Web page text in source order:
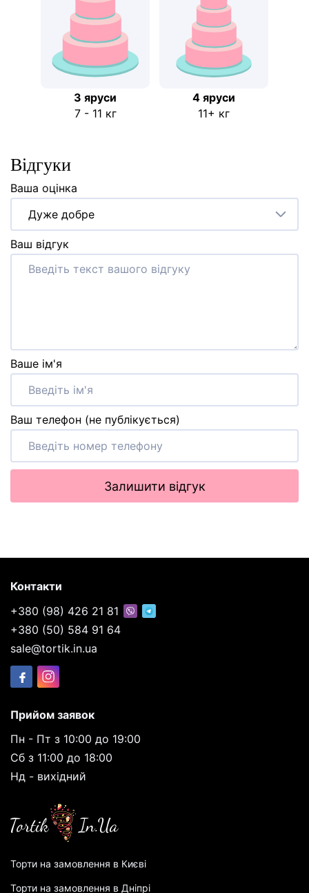
3 яруси
7 - 11 кг
4 яруси
11+ кг
Відгуки
Ваша оцінка
Дуже добре
Ваш відгук
Ваше ім'я
Ваш телефон (не публікується)
Залишити відгук
Контакти
+380 (98) 426 21 81
+380 (50) 584 91 64
sale@tortik.in.ua
Прийом заявок
Пн - Пт з 10:00 до 19:00
Сб з 11:00 до 18:00
Нд - вихідний
Торти на замовлення в Києві
Торти на замовлення в Дніпрі